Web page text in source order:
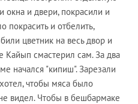
окна и двери, покрасили и
покрасить и отбелить,
цветник на весь двор и
Кайып смастерил сам. За два
начался "кипиш". Зарезали
чтобы мяса было
видел. Чтобы в бешбармаке